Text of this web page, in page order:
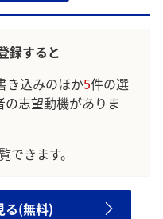
録すると
き込みのほか5件の選
の志望動機がありま
できます。
る(無料)